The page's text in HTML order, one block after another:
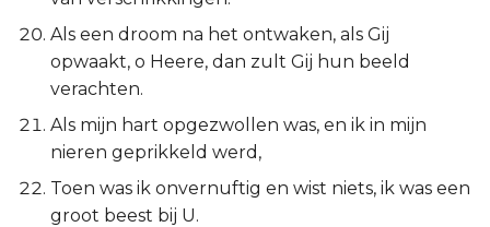
Als een droom na het ontwaken, als Gij
opwaakt, o Heere, dan zult Gij hun beeld
verachten.
Als mijn hart opgezwollen was, en ik in mijn
nieren geprikkeld werd,
Toen was ik onvernuftig en wist niets, ik was een
groot beest bij U.